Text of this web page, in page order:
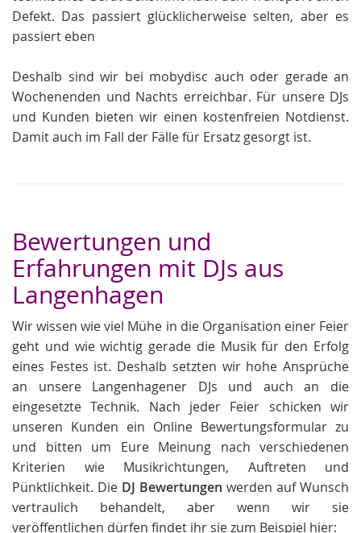
Defekt. Das passiert glücklicherweise selten, aber es
passiert eben
Deshalb sind wir bei mobydisc auch oder gerade an
Wochenenden und Nachts erreichbar. Für unsere DJs
und Kunden bieten wir einen kostenfreien Notdienst.
Damit auch im Fall der Fälle für Ersatz gesorgt ist.
Bewertungen und
Erfahrungen mit DJs aus
Langenhagen
Wir wissen wie viel Mühe in die Organisation einer Feier
geht und wie wichtig gerade die Musik für den Erfolg
eines Festes ist. Deshalb setzten wir hohe Ansprüche
an unsere Langenhagener DJs und auch an die
eingesetzte Technik. Nach jeder Feier schicken wir
unseren Kunden ein Online Bewertungsformular zu
und bitten um Eure Meinung nach verschiedenen
Kriterien wie Musikrichtungen, Auftreten und
Pünktlichkeit. Die DJ Bewertungen werden auf Wunsch
vertraulich behandelt, aber wenn wir sie
veröffentlichen dürfen findet ihr sie zum Beispiel hier: